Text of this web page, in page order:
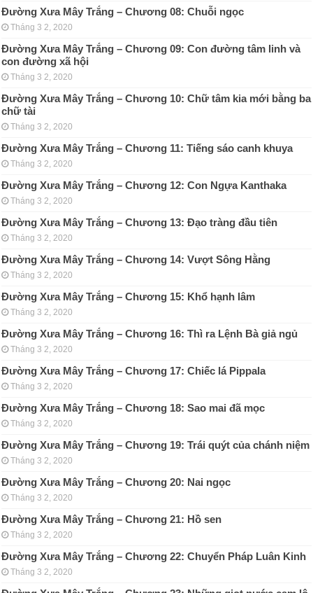
Đường Xưa Mây Trắng – Chương 08: Chuỗi ngọc
Tháng 3 2, 2020
Đường Xưa Mây Trắng – Chương 09: Con đường tâm linh và
con đường xã hội
Tháng 3 2, 2020
Đường Xưa Mây Trắng – Chương 10: Chữ tâm kia mới bằng ba
chữ tài
Tháng 3 2, 2020
Đường Xưa Mây Trắng – Chương 11: Tiếng sáo canh khuya
Tháng 3 2, 2020
Đường Xưa Mây Trắng – Chương 12: Con Ngựa Kanthaka
Tháng 3 2, 2020
Đường Xưa Mây Trắng – Chương 13: Đạo tràng đầu tiên
Tháng 3 2, 2020
Đường Xưa Mây Trắng – Chương 14: Vượt Sông Hằng
Tháng 3 2, 2020
Đường Xưa Mây Trắng – Chương 15: Khổ hạnh lâm
Tháng 3 2, 2020
Đường Xưa Mây Trắng – Chương 16: Thì ra Lệnh Bà giả ngủ
Tháng 3 2, 2020
Đường Xưa Mây Trắng – Chương 17: Chiếc lá Pippala
Tháng 3 2, 2020
Đường Xưa Mây Trắng – Chương 18: Sao mai đã mọc
Tháng 3 2, 2020
Đường Xưa Mây Trắng – Chương 19: Trái quýt của chánh niệm
Tháng 3 2, 2020
Đường Xưa Mây Trắng – Chương 20: Nai ngọc
Tháng 3 2, 2020
Đường Xưa Mây Trắng – Chương 21: Hồ sen
Tháng 3 2, 2020
Đường Xưa Mây Trắng – Chương 22: Chuyển Pháp Luân Kinh
Tháng 3 2, 2020